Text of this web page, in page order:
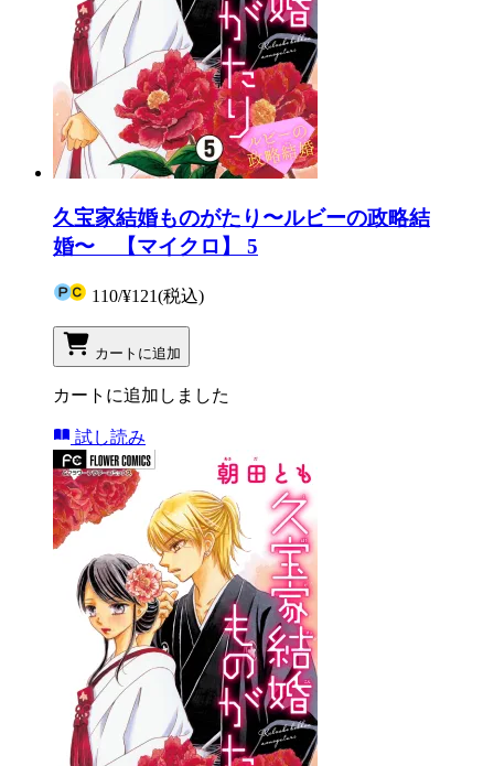
久宝家結婚ものがたり〜ルビーの政略結
婚〜 【マイクロ】 5
110/¥121(税込)
カートに追加
カートに追加しました
試し読み